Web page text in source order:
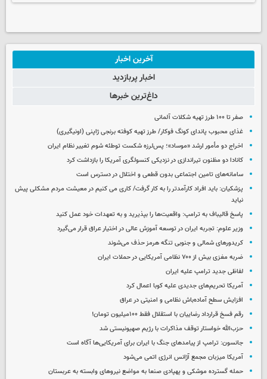
آخرین اخبار
اخبار پربازدید
داغ‌ترین خبرها
صفر تا ۱۰۰ طرز تهیه شکلات آلمانی
غذای محبوب پاندای کونگ فوکار/ طرز تهیه کوفته برنجی ژاپنی (اونیگیری)
اخراج دو مأمور ارشد «موساد»؛ پس‌لرزه شکست توطئه شوم تغییر نظام ایران
کانادا دو مظنون تیراندازی در نزدیکی کنسولگری آمریکا را بازداشت کرد
سامانه‌های تامین اجتماعی بدون قطعی و اختلال در دسترس است
پزشکیان: باید افراد کارآمدتر را به کار گرفت/ کاری می کنیم در معیشت مردم مشکلی پیش
نیاید
پاسخ قالیباف به ترامپ: واقعیت‌ها را بپذیرید و به تعهدات خود عمل کنید
وزیر علوم: تجربه ایران در توسعه آموزش عالی در اختیار عراق قرار می‌گیرد
کریدورهای شمالی و جنوبی تنگه هرمز حذف می‌شوند
ضربه مغزی بیش از ۷۰۰ نظامی آمریکایی در حملات ایران
لفاظی جدید ترامپ علیه ایران
آمریکا تحریم‌های جدیدی علیه کوبا اعمال کرد
افزایش سطح آماده‌باش نظامی و امنیتی در عراق
رقم فسخ قرارداد رضاییان با استقلال فقط ۱۰۰میلیون تومان!
حزب‌الله خواستار توقف مذاکرات با رژیم صهیونیستی شد
جانسون: ترامپ از پیامدهای جنگ با ایران برای آمریکایی‌ها آگاه است
آمریکا میزبان مجمع آژانس انرژی اتمی می‌شود
حمله گسترده موشکی و پهپادی صنعا به مواضع نیروهای وابسته به عربستان